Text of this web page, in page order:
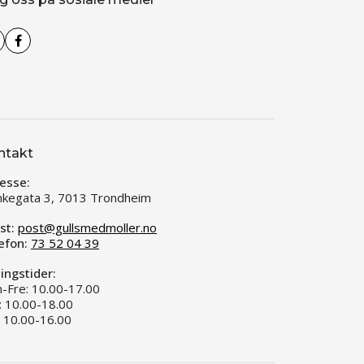
3, 7013 Trondheim
post@gullsmedmoller.no
73 52 04 39
Fre: 10.00-17.00
10.00-18.00
10.00-16.00